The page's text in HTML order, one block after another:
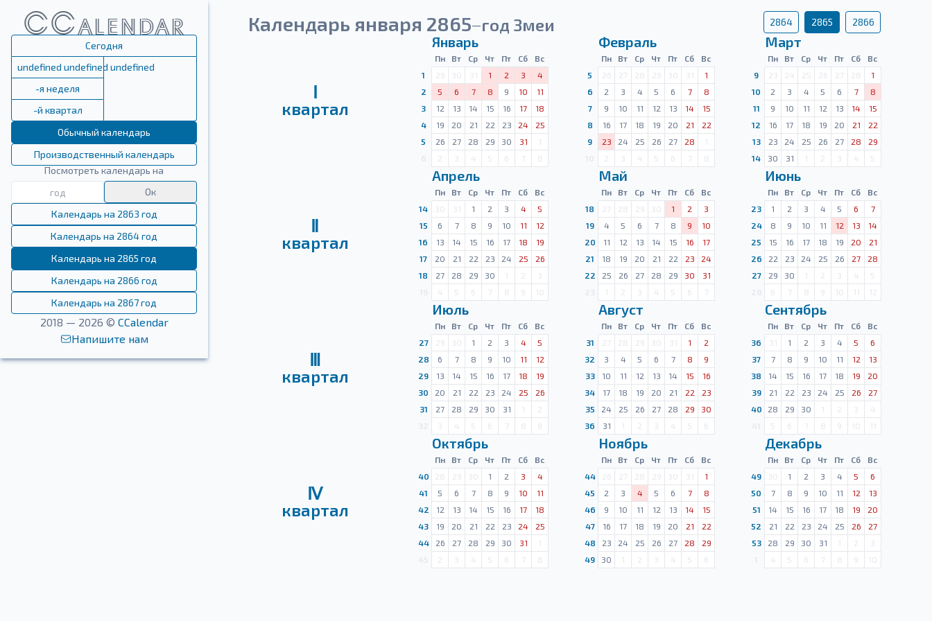
Сегодня
undefined undefined undefined
-я неделя
-й квартал
Обычный календарь
Производственный календарь
Посмотреть календарь на
Ок
Календарь на 2863 год
Календарь на 2864 год
Календарь на 2865 год
Календарь на 2866 год
Календарь на 2867 год
2018 — 2026 © CCalendar
Напишите нам
Календарь января 2865—год Змеи 2864 2865 2866
Ⅰ
квартал
Январь
Пн Вт Ср Чт Пт Сб
Вс
1
29 30 31 1 2 3
4
2
5 6 7 8 9 10
11
3
12 13 14 15 16 17
18
4
19 20 21 22 23 24
25
5
26 27 28 29 30 31
1
2 3 4 5 6 7 8
Февраль
Пн Вт Ср Чт Пт Сб
Вс
5
26 27 28 29 30 31
1
6
2 3 4 5 6 7
8
7
9 10 11 12 13 14
15
8
16 17 18 19 20 21
22
9
23 24 25 26 27 28
1
2 3 4 5 6 7 8
Март
Пн Вт Ср Чт Пт Сб
Вс
9
23 24 25 26 27 28
1
10
2 3 4 5 6 7
8
11
9 10 11 12 13 14
15
12
16 17 18 19 20 21
22
13
23 24 25 26 27 28
29
14
30 31 1 2 3 4 5
Ⅱ
квартал
Апрель
Пн Вт Ср Чт Пт Сб
Вс
14
30 31 1 2 3 4
5
15
6 7 8 9 10 11
12
16
13 14 15 16 17 18
19
17
20 21 22 23 24 25
26
18
27 28 29 30 1 2
3
4 5 6 7 8 9 10
Май
Пн Вт Ср Чт Пт Сб
Вс
18
27 28 29 30 1 2
3
19
4 5 6 7 8 9
10
20
11 12 13 14 15 16
17
21
18 19 20 21 22 23
24
22
25 26 27 28 29 30
31
1 2 3 4 5 6 7
Июнь
Пн Вт Ср Чт Пт Сб
Вс
23
1 2 3 4 5 6
7
24
8 9 10 11 12 13
14
25
15 16 17 18 19 20
21
26
22 23 24 25 26 27
28
27
29 30 1 2 3 4
5
6 7 8 9 10 11 12
Ⅲ
квартал
Июль
Пн Вт Ср Чт Пт Сб
Вс
27
29 30 1 2 3 4
5
28
6 7 8 9 10 11
12
29
13 14 15 16 17 18
19
30
20 21 22 23 24 25
26
31
27 28 29 30 31 1
2
3 4 5 6 7 8 9
Август
Пн Вт Ср Чт Пт Сб
Вс
31
27 28 29 30 31 1
2
32
3 4 5 6 7 8
9
33
10 11 12 13 14 15
16
34
17 18 19 20 21 22
23
35
24 25 26 27 28 29
30
36
31 1 2 3 4 5 6
Сентябрь
Пн Вт Ср Чт Пт Сб
Вс
36
31 1 2 3 4 5
6
37
7 8 9 10 11 12
13
38
14 15 16 17 18 19
20
39
21 22 23 24 25 26
27
40
28 29 30 1 2 3
4
5 6 7 8 9 10 11
Ⅳ
квартал
Октябрь
Пн Вт Ср Чт Пт Сб
Вс
40
28 29 30 1 2 3
4
41
5 6 7 8 9 10
11
42
12 13 14 15 16 17
18
43
19 20 21 22 23 24
25
44
26 27 28 29 30 31
1
2 3 4 5 6 7 8
Ноябрь
Пн Вт Ср Чт Пт Сб
Вс
44
26 27 28 29 30 31
1
45
2 3 4 5 6 7
8
46
9 10 11 12 13 14
15
47
16 17 18 19 20 21
22
48
23 24 25 26 27 28
29
49
30 1 2 3 4 5 6
Декабрь
Пн Вт Ср Чт Пт Сб
Вс
49
30 1 2 3 4 5
6
50
7 8 9 10 11 12
13
51
14 15 16 17 18 19
20
52
21 22 23 24 25 26
27
53
28 29 30 31 1 2
3
4 5 6 7 8 9 10